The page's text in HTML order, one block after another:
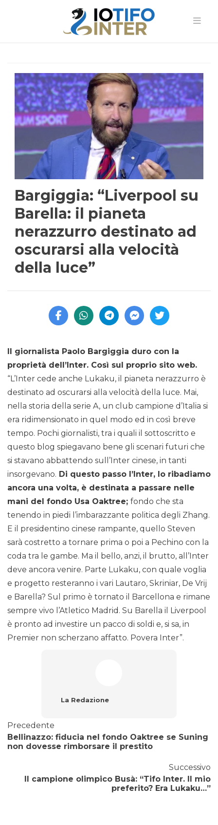
Bargiggia: “Liverpool su
Barella: il pianeta
nerazzurro destinato ad
oscurarsi alla velocità
della luce”
Il giornalista Paolo Bargiggia duro con la
proprietà dell’Inter. Così sul proprio sito web.
“L’Inter cede anche Lukaku, il pianeta nerazzurro è
destinato ad oscurarsi alla velocità della luce. Mai,
nella storia della serie A, un club campione d’Italia si
era ridimensionato in quel modo ed in così breve
tempo. Pochi giornalisti, tra i quali il sottoscritto e
questo blog spiegavano bene gli scenari futuri che
si stavano abbattendo sull’Inter cinese, in tanti
insorgevano. Di questo passo l’Inter, lo ribadiamo
ancora una volta, è destinata a passare nelle
mani del fondo Usa Oaktree; fondo che sta
tenendo in piedi l’imbarazzante politica degli Zhang.
E il presidentino cinese rampante, quello Steven
sarà costretto a tornare prima o poi a Pechino con la
coda tra le gambe. Ma il bello, anzi, il brutto, all’Inter
deve ancora venire. Parte Lukaku, con quale voglia
e progetto resteranno i vari Lautaro, Skriniar, De Vrij
e Barella? Sul primo è tornato il Barcellona e rimane
sempre vivo l’Atletico Madrid. Su Barella il Liverpool
è pronto ad investire un pacco di soldi e, si sa, in
Premier non scherzano affatto. Povera Inter”.
La Redazione
Precedente
Bellinazzo: fiducia nel fondo Oaktree se Suning
non dovesse rimborsare il prestito
Successivo
Il campione olimpico Busà: “Tifo Inter. Il mio
preferito? Era Lukaku…”